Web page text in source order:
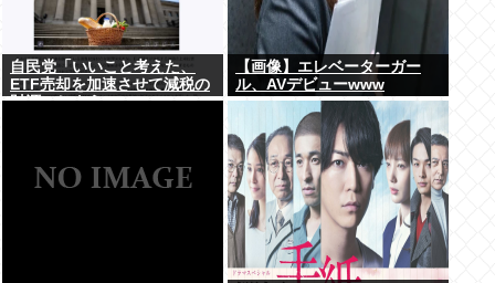
自民党「いいこと考えた、
ETF売却を加速させて減税の
財源にしよう」
【画像】エレベーターガー
ル、AVデビューwww